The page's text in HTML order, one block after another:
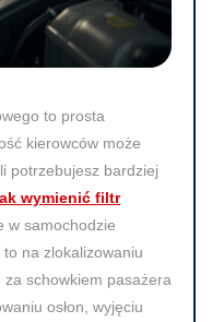
to prosta
kierowców może
potrzebujesz bardziej
wymienić filtr
w samochodzie
na zlokalizowaniu
schowkiem pasażera
osłon, wyjęciu